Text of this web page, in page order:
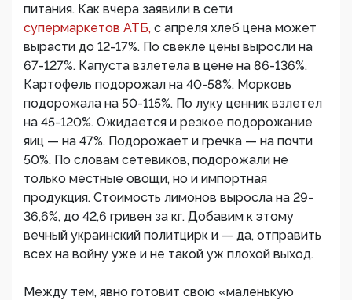
питания. Как вчера заявили в сети
супермаркетов АТБ, с апреля хлеб цена может
вырасти до 12-17%. По свекле цены выросли на
67-127%. Капуста взлетела в цене на 86-136%.
Картофель подорожал на 40-58%. Морковь
подорожала на 50-115%. По луку ценник взлетел
на 45-120%. Ожидается и резкое подорожание
яиц — на 47%. Подорожает и гречка — на почти
50%. По словам сетевиков, подорожали не
только местные овощи, но и импортная
продукция. Стоимость лимонов выросла на 29-
36,6%, до 42,6 гривен за кг. Добавим к этому
вечный украинский политцирк и — да, отправить
всех на войну уже и не такой уж плохой выход.
Между тем, явно готовит свою «маленькую